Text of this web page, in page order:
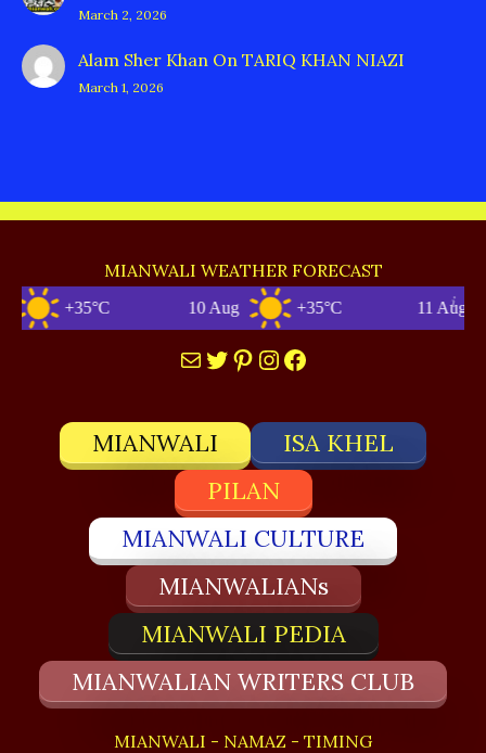
March 2, 2026
Alam Sher Khan On TARIQ KHAN NIAZI
March 1, 2026
MIANWALI WEATHER FORECAST
+35°C 10 Aug +35°C 11 Aug
MailTwitter
Pinterest
Instagram
Facebook
MIANWALI
ISA KHEL
PILAN
MIANWALI CULTURE
MIANWALIANs
MIANWALI PEDIA
MIANWALIAN WRITERS CLUB
MIANWALI - NAMAZ - TIMING